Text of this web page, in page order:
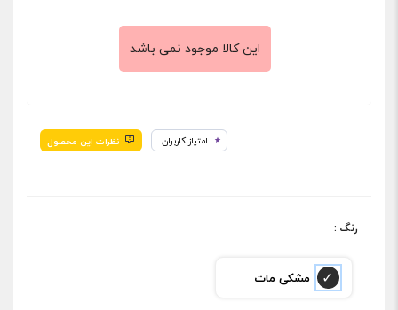
این کالا موجود نمی باشد
امتیاز کاربران نظرات این محصول
: رنگ
مشکی مات